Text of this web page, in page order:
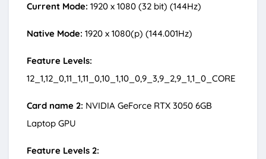
Current Mode: 1920 x 1080 (32 bit) (144Hz)
Native Mode: 1920 x 1080(p) (144.001Hz)
Feature Levels:
12_1,12_0,11_1,11_0,10_1,10_0,9_3,9_2,9_1,1_0_CORE
Card name 2: NVIDIA GeForce RTX 3050 6GB
Laptop GPU
Feature Levels 2: